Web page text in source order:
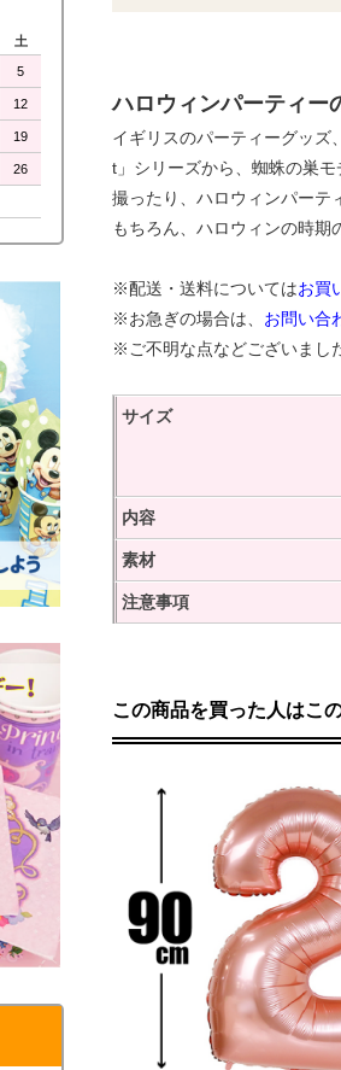
ハロウィンパーティー
イギリスのパーティーグッズ
t」シリーズから、蜘蛛の巣
撮ったり、ハロウィンパーテ
もちろん、ハロウィンの時
※配送・送料についてはお買
※お急ぎの場合は、 お問い合
※ご不明な点などございまし
サイズ
内容
素材
注意事項
この商品を買った人はこ
土
5
12
19
26